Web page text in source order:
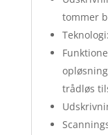
tommer
trådløs